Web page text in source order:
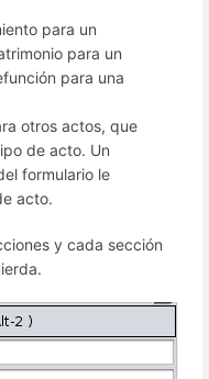
para un
para un
para una
otros actos, que
de acto. Un
formulario le
acto.
y cada sección